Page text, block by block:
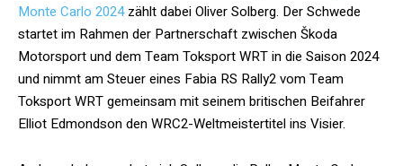
Monte Carlo 2024zählt dabei Oliver Solberg. Der Schwede
startet im Rahmen der Partnerschaft zwischen Škoda
Motorsport und dem Team Toksport WRT in die Saison 2024
und nimmt am Steuer eines Fabia RS Rally2 vom Team
Toksport WRT gemeinsam mit seinem britischen Beifahrer
Elliot Edmondson den WRC2-Weltmeistertitel ins Visier.